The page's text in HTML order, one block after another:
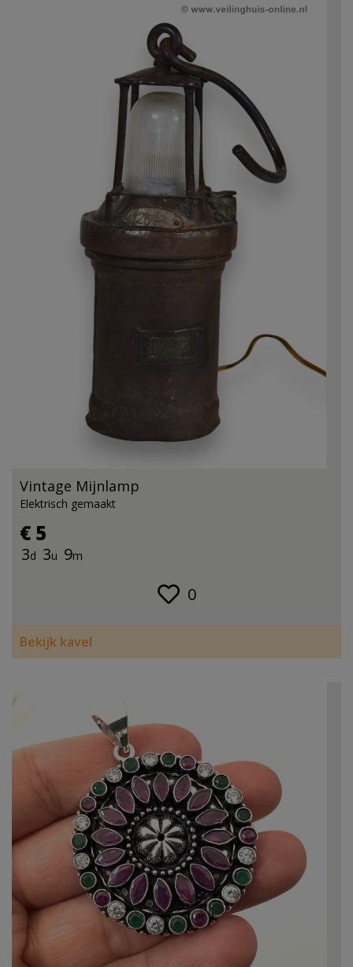
Vintage Mijnlamp
Elektrisch gemaakt
€ 5
3d 3u 9m
0
Bekijk kavel